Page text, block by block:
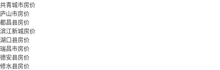
共青城市房价
庐山市房价
都昌县房价
滨江新城房价
湖口县房价
瑞昌市房价
德安县房价
修水县房价